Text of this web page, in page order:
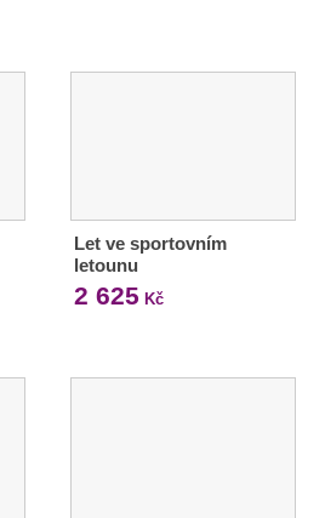
Let ve sportovním
letounu
2 625 Kč